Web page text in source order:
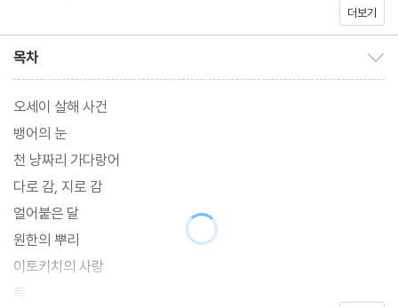
물에 있다는 설정이 흥미롭다. 이 소설은 『혼조 후카가와의 기이한
더보기
목차
오세이 살해 사건
뱅어의 눈
천 냥짜리 가다랑어
다로 감, 지로 감
얼어붙은 달
원한의 뿌리
이토키치의 사랑
독